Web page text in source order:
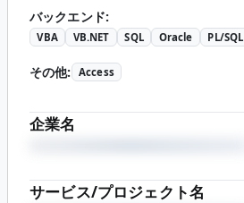
バックエンド:
VBA VB.NET SQL Oracle PL/SQL
その他: Access
企業名
サービス/プロジェクト名